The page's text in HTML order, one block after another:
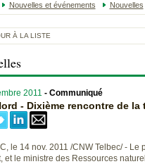
Nouvelles et événements Nouvelles
À LA LISTE
2011 - Communiqué
- Dixième rencontre de
le 14 nov. 2011 /CNW Telbec/ -
et le ministre des Ressources